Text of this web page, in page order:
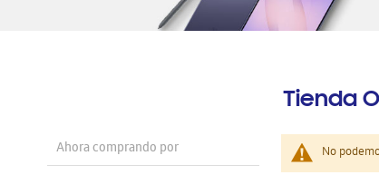
Tienda
No
Ahora comprando por